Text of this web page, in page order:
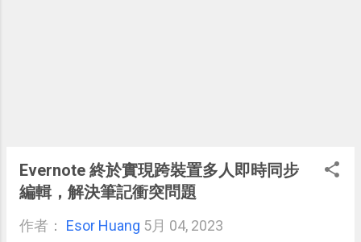
Evernote 終於實現跨裝置多人即時同步
編輯，解決筆記衝突問題
作者： Esor Huang 5月 04, 2023